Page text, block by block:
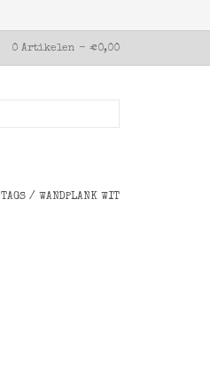
0 Artikelen - €0,00
TAGS / WANDPLANK WIT